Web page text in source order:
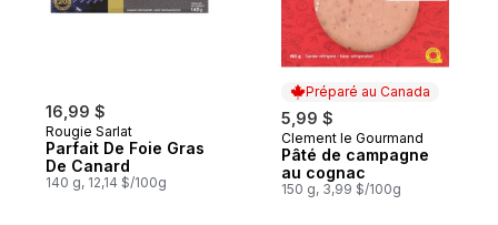
16,99 $
Rougie Sarlat
Parfait De Foie Gras
De Canard
140 g, 12,14 $/100g
Préparé au Canada
5,99 $
Préparé au Canada
Clement le Gourmand
Pâté de campagne
au cognac
150 g, 3,99 $/100g